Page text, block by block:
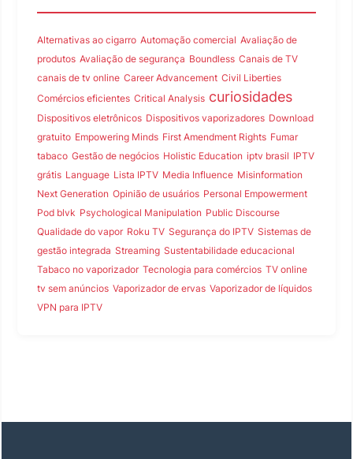
Alternativas ao cigarro Automação comercial Avaliação de
produtos Avaliação de segurança Boundless Canais de TV
canais de tv online Career Advancement Civil Liberties
Comércios eficientes Critical Analysis curiosidades
Dispositivos eletrônicos Dispositivos vaporizadores Download
gratuito Empowering Minds First Amendment Rights Fumar
tabaco Gestão de negócios Holistic Education iptv brasil IPTV
grátis Language Lista IPTV Media Influence Misinformation
Next Generation Opinião de usuários Personal Empowerment
Pod blvk Psychological Manipulation Public Discourse
Qualidade do vapor Roku TV Segurança do IPTV Sistemas de
gestão integrada Streaming Sustentabilidade educacional
Tabaco no vaporizador Tecnologia para comércios TV online
tv sem anúncios Vaporizador de ervas Vaporizador de líquidos
VPN para IPTV